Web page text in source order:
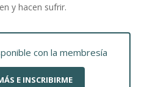
y hacen sufrir.
con la membresía
E INSCRIBIRME